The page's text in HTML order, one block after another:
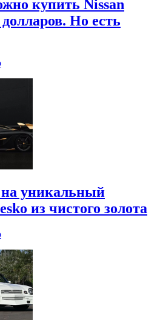
купить Nissan
Но есть
уникальный
из чистого золота